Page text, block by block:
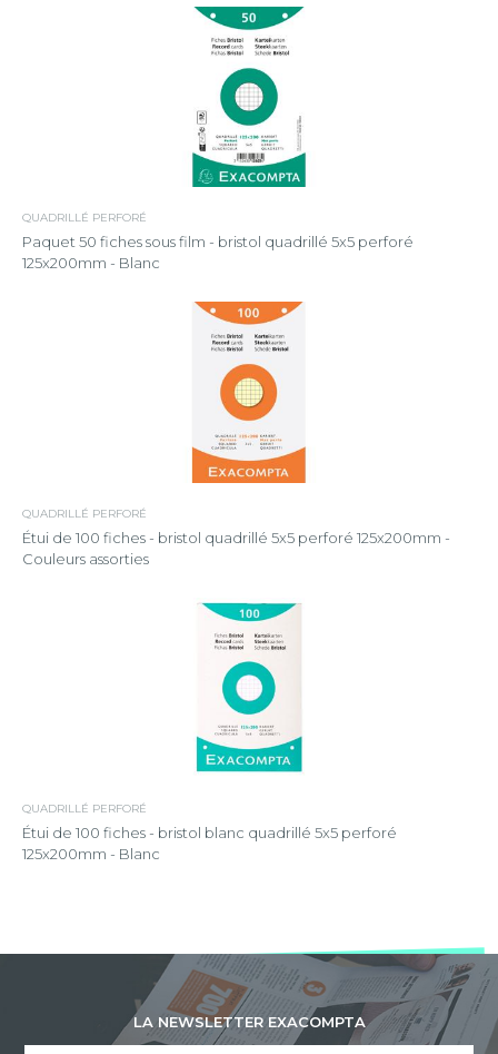
QUADRILLÉ PERFORÉ
Paquet 50 fiches sous film - bristol quadrillé 5x5 perforé
125x200mm - Blanc
QUADRILLÉ PERFORÉ
Étui de 100 fiches - bristol quadrillé 5x5 perforé 125x200mm -
Couleurs assorties
QUADRILLÉ PERFORÉ
Étui de 100 fiches - bristol blanc quadrillé 5x5 perforé
125x200mm - Blanc
LA NEWSLETTER EXACOMPTA